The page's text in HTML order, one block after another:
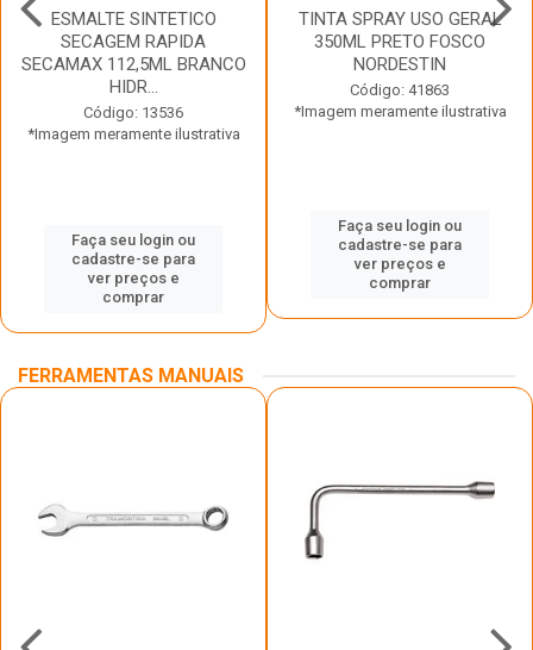
ESMALTE SINTETICO
SECAGEM RAPIDA
SECAMAX 112,5ML BRANCO
HIDR...
Código: 13536
*Imagem meramente ilustrativa
Faça seu login ou
cadastre-se para
ver preços e
comprar
TINTA SPRAY USO GERAL
350ML PRETO FOSCO
NORDESTIN
Código: 41863
*Imagem meramente ilustrativa
Faça seu login ou
cadastre-se para
ver preços e
comprar
FERRAMENTAS MANUAIS